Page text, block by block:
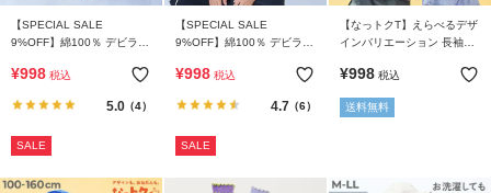
【SPECIAL SALE
9%OFF】綿100％ デビラボ
リント袖リブ 長袖Tシャツ
¥998 税込
5.0（4）
SALE
【SPECIAL SALE
9%OFF】綿100％ デビラボ
袖リブ 長袖Tシャツ
¥998 税込
4.7（6）
SALE
【なっトクT】えらべるデザ
インバリエーション 長袖T
¥998 税込
送料無料